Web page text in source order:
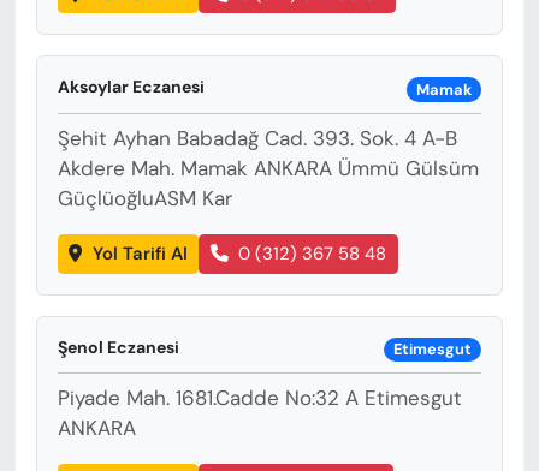
Aksoylar Eczanesi Mamak
Şehit Ayhan Babadağ Cad. 393. Sok. 4 A-B
Akdere Mah. Mamak ANKARA Ümmü Gülsüm
GüçlüoğluASM Kar
Yol Tarifi Al 0 (312) 367 58 48
Şenol Eczanesi Etimesgut
Piyade Mah. 1681.Cadde No:32 A Etimesgut
ANKARA